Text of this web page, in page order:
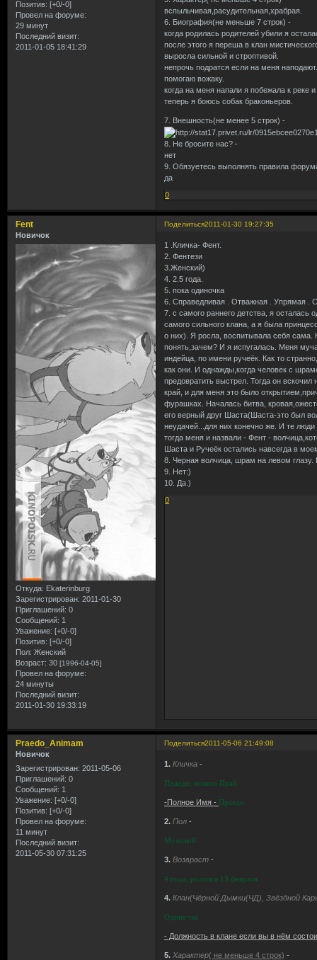
Позитив: [+0/-0]
Провел на форуме:
29 минут
Последний визит:
2011-01-05 18:41:29
вспыльчивая,расудительная,храбрая.
6. Биография(не меньше 7 строк) -
когда родилась родителей убили я
после этого я переша в клан
выросла сильной и строптивой.
непрочь подратся если на меня
помогаю вожаку.
когда на меня напали я побежала к реке
теперь я боюсь собак браконьеров.
7. Внешность(не менее 5 строк) -
8. Не бросите нас? -
нет
9. Обязуетесь выполнять правила
да
0
Поделиться2011-01-30 19:27:35
Fent
Новичок
Откуда: Ekaterinburg
Зарегистрирован: 2011-01-30
Приглашений: 0
Сообщений: 1
Уважение: [+0/-0]
Позитив: [+0/-0]
Пол: Женский
Возраст: 30 [1996-04-05]
Провел на форуме:
24 минуты
Последний визит:
2011-01-30 19:33:19
1 .Кличка- Фент.
2. Фентези
3.Женский)
4. 2.5 года.
5. пока одиночка
6. Справедливая . Отважная . Упрямая .
7. с самого раннего детства, я осталась
самого сильного клана, а я была
о них). Я росла, воспитывала себя
понять,зачем? И я испугалась. Меня
индейца, по имени ручеёк. Как то
как они. И однажды,когда человек с
предовратить выстрел. Тогда он
край, и для меня это было
фурашках. Началась битва,
его верный друг Шаста(Шаста-это был
неудачей...для них конечно же. И те
тогда меня и назвали - Фент -
Шаста и Ручеёк остались навсегда в
8. Черная волчица, шрам на левом
9. Нет:)
10. Да.)
0
Поделиться2011-05-06 21:49:08
Praedo_Animam
Новичок
Зарегистрирован: 2011-05-06
Приглашений: 0
Сообщений: 1
Уважение: [+0/-0]
Позитив: [+0/-0]
Провел на форуме:
11 минут
Последний визит:
2011-05-30 07:31:25
1. Кличка -
Праедо, можно Прай
-Полное Имя - Праедо
2. Пол -
Мужской
3. Возвраст -
4 года, родился 13 февраля
4. Клан(Чёрной Дымки(ЧД), Звёздной
Одиночка
- Должность в клане если вы в нём
5. Характер( не меньше 4 строк) -